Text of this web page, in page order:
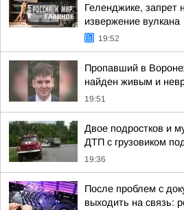
Геленджике, запрет
извержение вулкана
19:52
Пропавший в
найден живым и
19:51
Двое подростков и
ДТП с грузовиком
19:36
После проблем с
выходить на связь: